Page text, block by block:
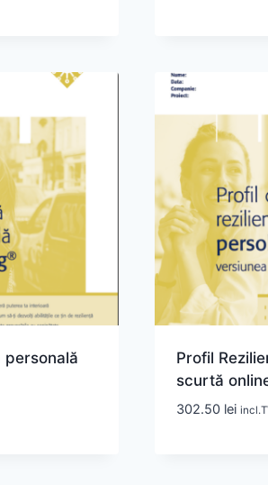
personală
Profil
scurtă
302.50 lei